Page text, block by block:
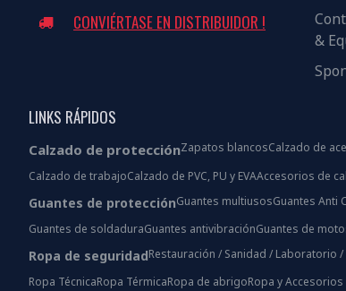
CONVIÉRTASE EN DISTRIBUIDOR !
&
LINKS RÁPIDOS
Calzado de protecciónZapatos blancosCalzado de
Calzado de trabajoCalzado de PVC, PU y EVAAccesorios de
Guantes de protecciónGuantes multiusosGuantes Anti
Guantes de soldaduraGuantes antivibraciónGuantes de
Ropa de seguridadRestauración / Sanidad / Laboratorio /
Ropa TécnicaRopa TérmicaRopa de abrigoRopa y Accesorios